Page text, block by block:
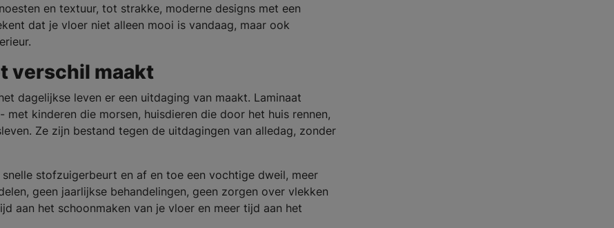
en textuur, tot strakke, moderne designs met een
dat je vloer niet alleen mooi is vandaag, maar ook
verschil maakt
dagelijkse leven er een uitdaging van maakt. Laminaat
kinderen die morsen, huisdieren die door het huis rennen,
Ze zijn bestand tegen de uitdagingen van alledag, zonder
stofzuigerbeurt en af en toe een vochtige dweil, meer
geen jaarlijkse behandelingen, geen zorgen over vlekken
aan het schoonmaken van je vloer en meer tijd aan het